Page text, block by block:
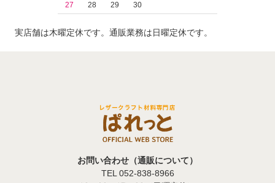
27
28 29 30
実店舗は木曜定休です。通販業務は日曜定休です。
お問い合わせ（通販について）
TEL 052-838-8966